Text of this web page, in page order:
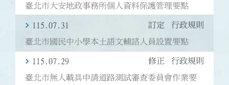
臺北市大安地政事務所個人資料保護管理要點
115.07.31 訂定 行政規則
臺北市國民中小學本土語文輔諮人員設置要點
115.07.29 修正 行政規則
臺北市無人載具申請道路測試審查委員會作業要